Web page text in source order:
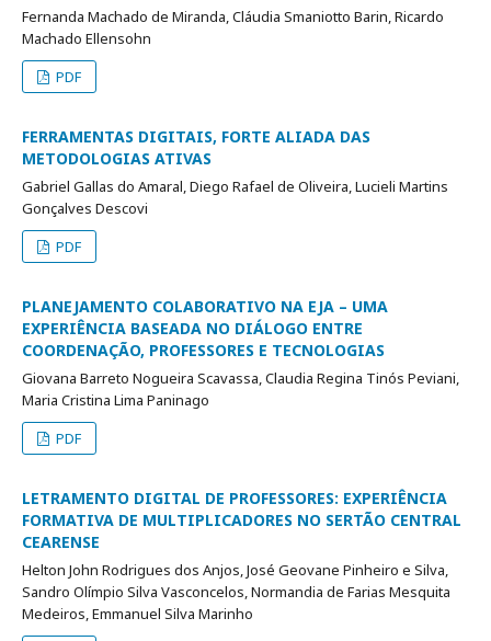
Fernanda Machado de Miranda, Cláudia Smaniotto Barin, Ricardo
Machado Ellensohn
PDF
FERRAMENTAS DIGITAIS, FORTE ALIADA DAS
METODOLOGIAS ATIVAS
Gabriel Gallas do Amaral, Diego Rafael de Oliveira, Lucieli Martins
Gonçalves Descovi
PDF
PLANEJAMENTO COLABORATIVO NA EJA – UMA
EXPERIÊNCIA BASEADA NO DIÁLOGO ENTRE
COORDENAÇÃO, PROFESSORES E TECNOLOGIAS
Giovana Barreto Nogueira Scavassa, Claudia Regina Tinós Peviani,
Maria Cristina Lima Paninago
PDF
LETRAMENTO DIGITAL DE PROFESSORES: EXPERIÊNCIA
FORMATIVA DE MULTIPLICADORES NO SERTÃO CENTRAL
CEARENSE
Helton John Rodrigues dos Anjos, José Geovane Pinheiro e Silva,
Sandro Olímpio Silva Vasconcelos, Normandia de Farias Mesquita
Medeiros, Emmanuel Silva Marinho